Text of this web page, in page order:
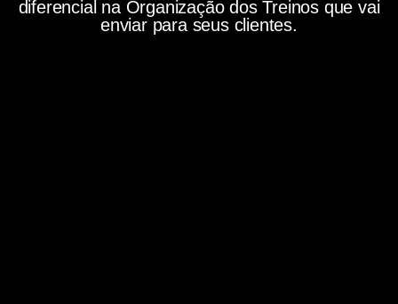
diferencial na Organização dos Treinos que vai
enviar para seus clientes.